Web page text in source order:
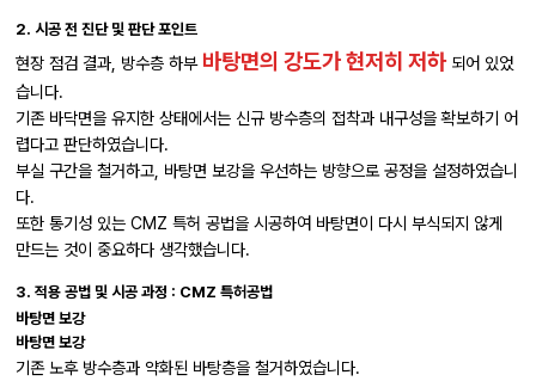
2. 시공 전 진단 및 판단 포인트
현장 점검 결과, 방수층 하부 바탕면의 강도가 현저히 저하되어 있었
습니다.
기존 바닥면을 유지한 상태에서는 신규 방수층의 접착과 내구성을 확보하기 어
렵다고 판단하였습니다.
부실 구간을 철거하고, 바탕면 보강을 우선하는 방향으로 공정을 설정하였습니
다.
또한 통기성 있는 CMZ 특허 공법을 시공하여 바탕면이 다시 부식되지 않게
만드는 것이 중요하다 생각했습니다.
3. 적용 공법 및 시공 과정 : CMZ 특허공법
바탕면 보강
바탕면 보강
기존 노후 방수층과 약화된 바탕층을 철거하였습니다.